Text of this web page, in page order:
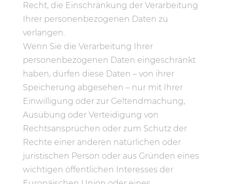
Recht, die Einschränkung der Verarbeitung
Ihrer personenbezogenen Daten zu
verlangen.
Wenn Sie die Verarbeitung Ihrer
personenbezogenen Daten eingeschränkt
haben, dürfen diese Daten – von ihrer
Speicherung abgesehen – nur mit Ihrer
Einwilligung oder zur Geltendmachung,
Ausübung oder Verteidigung von
Rechtsansprüchen oder zum Schutz der
Rechte einer anderen natürlichen oder
juristischen Person oder aus Gründen eines
wichtigen öffentlichen Interesses der